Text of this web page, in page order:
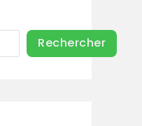
Rechercher